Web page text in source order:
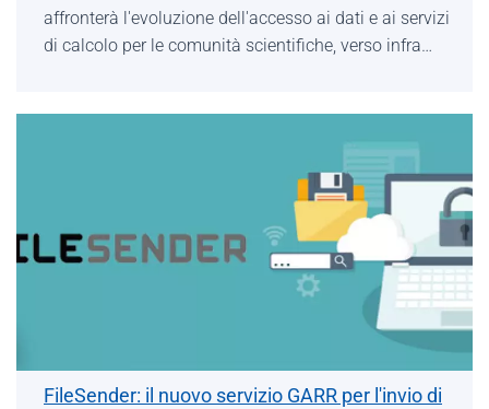
affronterà l'evoluzione dell'accesso ai dati e ai servizi
di calcolo per le comunità scientifiche, verso infra…
FileSender: il nuovo servizio GARR per l'invio di